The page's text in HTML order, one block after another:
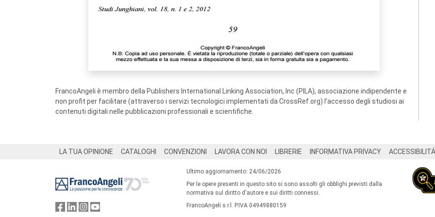
FrancoAngeli è membro della Publishers International Linking Association, Inc (PILA), associazione indipendente e
non profit per facilitare (attraverso i servizi tecnologici implementati da CrossRef.org) l’accesso degli studiosi ai
contenuti digitali nelle pubblicazioni professionali e scientifiche.
LA TUA OPINIONE CATALOGHI CONVENZIONI LAVORA CON NOI LIBRERIE INFORMATIVA PRIVACY ACCESSIBILITÁ
Ultimo aggiornamento: 24/06/2026
Per le opere presenti in questo sito si sono assolti gli obblighi previsti dalla
normativa sul diritto d'autore e sui diritti connessi.
FrancoAngeli s.r.l. P.IVA 04949880159